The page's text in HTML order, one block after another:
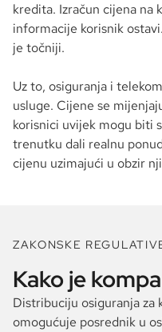
kredita. Izračun cijena na
informacije korisnik
je točniji.
Uz to, osiguranja i
usluge. Cijene se
korisnici uvijek mogu biti
trenutku dali realnu
cijenu uzimajući u obzir
ZAKONSKE
Kako je
Distribuciju osiguranja za
omogućuje posrednik u